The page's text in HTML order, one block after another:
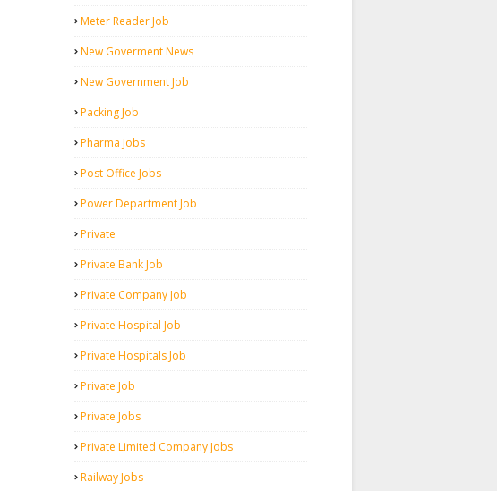
Meter Reader Job
New Goverment News
New Government Job
Packing Job
Pharma Jobs
Post Office Jobs
Power Department Job
Private
Private Bank Job
Private Company Job
Private Hospital Job
Private Hospitals Job
Private Job
Private Jobs
Private Limited Company Jobs
Railway Jobs